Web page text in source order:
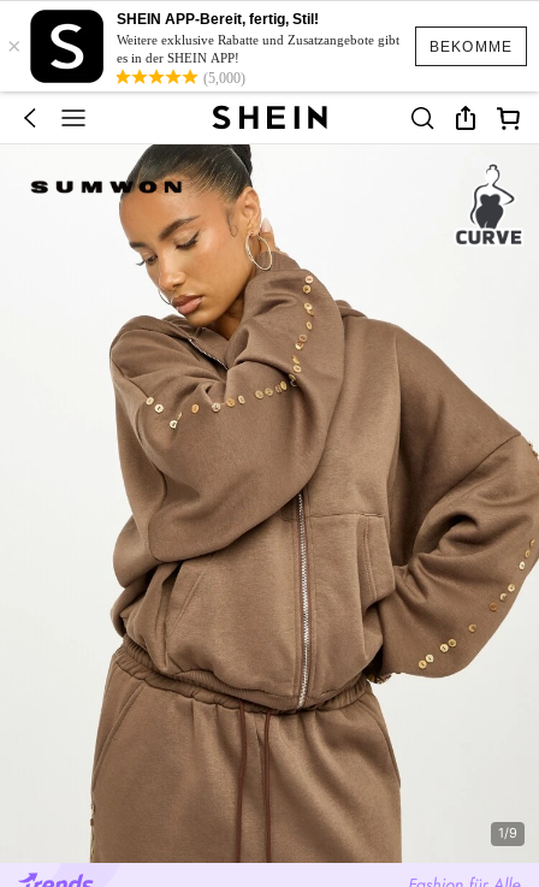
BEKOMME
×
SHEIN APP-Bereit, fertig, Stil!
Weitere exklusive Rabatte und Zusatzangebote gibt
es in der SHEIN APP!
(5,000)
1/9